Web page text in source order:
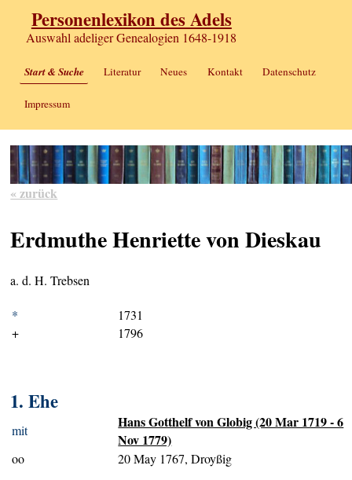
Personenlexikon des Adels
Auswahl adeliger Genealogien 1648-1918
Start & Suche Literatur Neues Kontakt Datenschutz
Impressum
« zurück
Erdmuthe Henriette von Dieskau
a. d. H. Trebsen
*
1731
+
1796
1. Ehe
mit
Hans Gotthelf von Globig (20 Mar 1719 - 6
Nov 1779)
oo 20 May 1767, Droyßig